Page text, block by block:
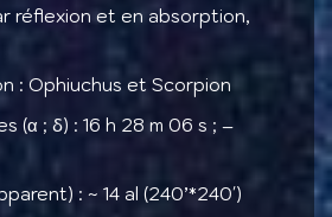
réflexion et en absorption,
: Ophiuchus et Scorpion
(α ; ẟ) : 16 h 28 m 06 s ; –
: ~ 14 al (240’*240′)